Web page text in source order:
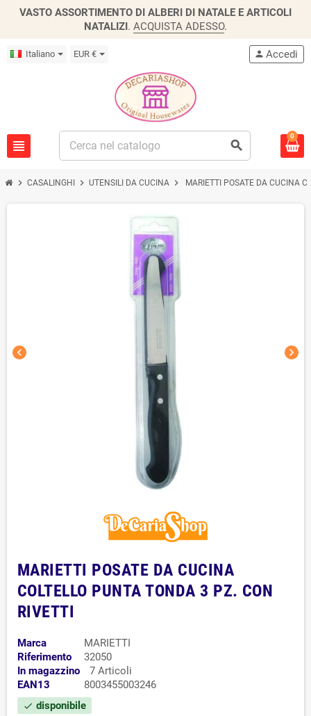
VASTO ASSORTIMENTO DI ALBERI DI NATALE E ARTICOLI
NATALIZI. ACQUISTA ADESSO.
Italiano EUR €
view_headline search
person Accedi
0
chevron_right CASALINGHI chevron_right UTENSILI DA CUCINA chevron_right MARIETTI POSATE DA CUCINA
chevron_left chevron_right
MARIETTI POSATE DA CUCINA
COLTELLO PUNTA TONDA 3 PZ. CON
RIVETTI
Marca
MARIETTI
Riferimento
32050
In magazzino
7 Articoli
EAN13
8003455003246
check disponibile